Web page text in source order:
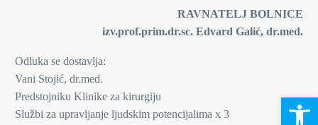
RAVNATELJ BOLNICE
izv.prof.prim.dr.sc. Edvard Galić, dr.med.
Odluka se dostavlja:
Vani Stojić, dr.med.
Predstojniku Klinike za kirurgiju
Službi za upravljanje ljudskim potencijalima x 3